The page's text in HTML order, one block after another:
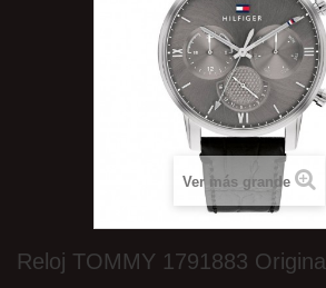
Ver más grande
Reloj TOMMY 1791883 Original